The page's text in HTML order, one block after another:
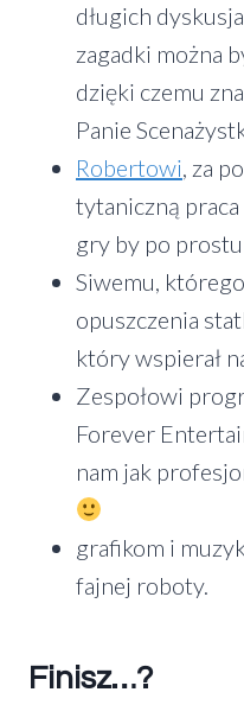
długich
zagadki można
dzięki czemu
Panie
Robertowi, za
tytaniczną
gry by po prostu
Siwemu,
opuszczenia
który wspierał
Zespołowi
Forever
nam jak
grafikom i
fajnej roboty.
Finisz…?